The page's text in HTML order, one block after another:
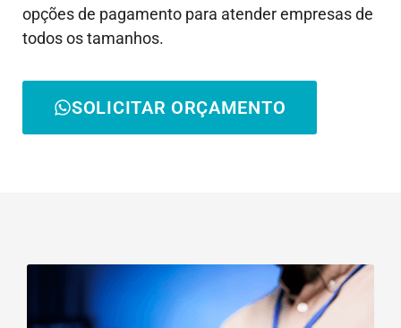
opções de pagamento para atender empresas de
todos os tamanhos.
SOLICITAR ORÇAMENTO